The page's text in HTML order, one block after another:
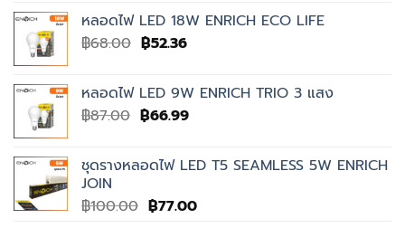
was:
฿195.00.
is:
หลอดไฟ LED 18W ENRICH ECO LIFE
฿68.00 Original
฿68.00.
฿52.36Current
฿52.36.
หลอดไฟ LED 9W ENRICH TRIO 3 แสง
฿87.00 Original
฿87.00.
฿66.99Current
฿66.99.
ชุดรางหลอดไฟ LED T5 SEAMLESS 5W ENRICH
JOIN
฿100.00 Original
฿77.00Current